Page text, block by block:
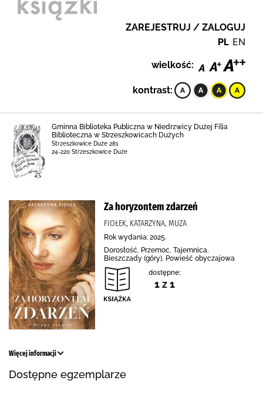
ZAREJESTRUJ / ZALOGUJ
PL EN
wielkość:
kontrast:
Gminna Biblioteka Publiczna w Niedrzwicy Dużej Filia
Biblioteczna w Strzeszkowicach Dużych
Strzeszkowice Duże 281
24-220 Strzeszkowice Duże
Za horyzontem zdarzeń
FIOŁEK, KATARZYNA, MUZA
Rok wydania: 2025.
Dorosłość, Przemoc, Tajemnica,
Bieszczady (góry), Powieść obyczajowa
dostępne:
1 z 1
Więcej informacji
Dostępne egzemplarze